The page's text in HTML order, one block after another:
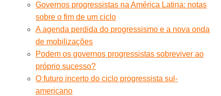
Governos progressistas na América Latina: notas
sobre o fim de um ciclo
A agenda perdida do progressismo e a nova onda
de mobilizações
Podem os governos progressistas sobreviver ao
próprio sucesso?
O futuro incerto do ciclo progressista sul-
americano